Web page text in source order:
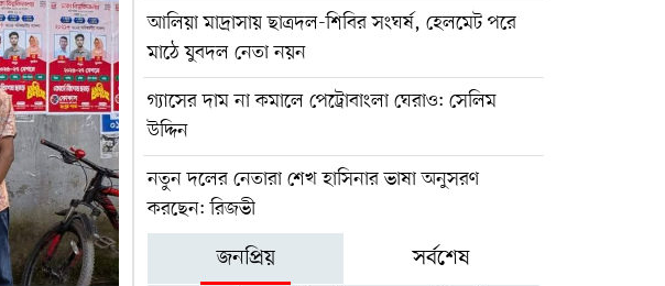
আলিয়া মাদ্রাসায় ছাত্রদল-শিবির সংঘর্ষ, হেলমেট পরে
মাঠে যুবদল নেতা নয়ন
গ্যাসের দাম না কমালে পেট্রোবাংলা ঘেরাও: সেলিম
উদ্দিন
নতুন দলের নেতারা শেখ হাসিনার ভাষা অনুসরণ
করছেন: রিজভী
জনপ্রিয় সর্বশেষ